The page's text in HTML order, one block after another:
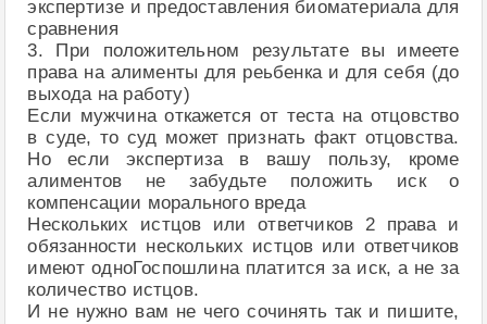
экспертизе и предоставления биоматериала для
сравнения
3. При положительном результате вы имеете
права на алименты для реьбенка и для себя (до
выхода на работу)
Если мужчина откажется от теста на отцовство
в суде, то суд может признать факт отцовства.
Но если экспертиза в вашу пользу, кроме
алиментов не забудьте положить иск о
компенсации морального вреда
Нескольких истцов или ответчиков 2 права и
обязанности нескольких истцов или ответчиков
имеют одноГоспошлина платится за иск, а не за
количество истцов.
И не нужно вам не чего сочинять так и пишите,